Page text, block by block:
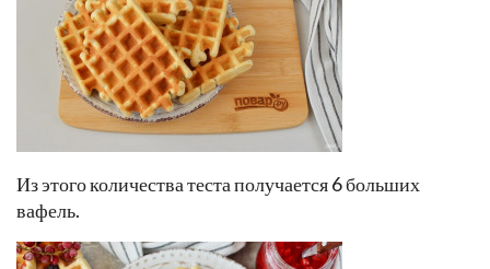
Из этого количества теста получается 6 больших
вафель.